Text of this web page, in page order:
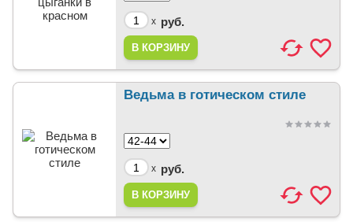
x руб.
Ведьма в готическом стиле
x руб.